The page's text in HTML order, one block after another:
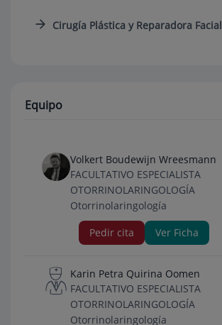
Cirugía Plástica y Reparadora Facial
Equipo
Volkert Boudewijn Wreesmann
FACULTATIVO ESPECIALISTA
OTORRINOLARINGOLOGÍA
Otorrinolaringología
Pedir cita
Ver Ficha
Karin Petra Quirina Oomen
FACULTATIVO ESPECIALISTA
OTORRINOLARINGOLOGÍA
Otorrinolaringología